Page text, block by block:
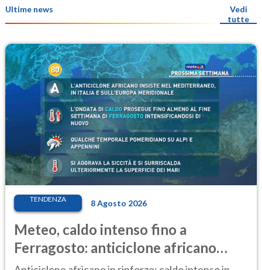
Ultime news
Vedi
tutte
TENDENZA 8 Agosto 2026
Meteo, caldo intenso fino a
Ferragosto: anticiclone africano
ancora protagonista